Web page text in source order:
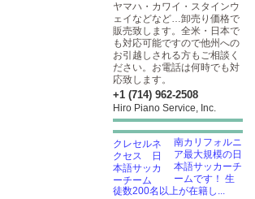
ヤマハ・カワイ・スタインウ
ェイなどなど…卸売り価格で
販売致します。全米・日本で
も対応可能ですので他州への
お引越しされる方もご相談く
ださい。お電話は何時でも対
応致します。
+1 (714) 962-2508
Hiro Piano Service, Inc.
南カリフォルニ
ア最大規模の日
本語サッカーチ
ームです！ 生
徒数200名以上が在籍し...